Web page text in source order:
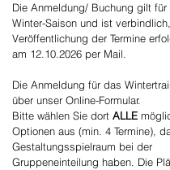
Die Anmeldung/ Buchung gilt
Winter-Saison und ist
Veröffentlichung der Termine
am 12.10.2026 per Mail.
Die Anmeldung für das
über unser Online-Formular.
Bitte wählen Sie dort ALLE
Optionen aus (min. 4 Termine),
Gestaltungsspielraum bei der
Gruppeneinteilung haben. Die